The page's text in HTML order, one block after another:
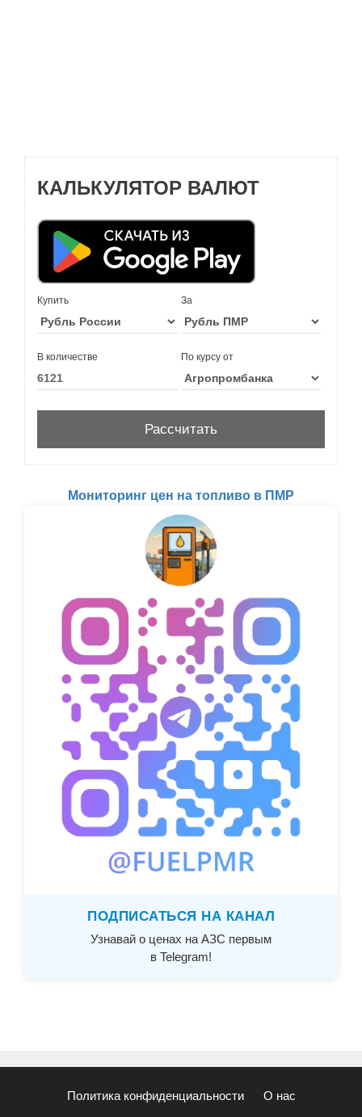
КАЛЬКУЛЯТОР ВАЛЮТ
Купить За
В количестве По курсу от
Мониторинг цен на топливо в ПМР
ПОДПИСАТЬСЯ НА КАНАЛ
Узнавай о ценах на АЗС первым
в Telegram!
Политика конфиденциальности О нас